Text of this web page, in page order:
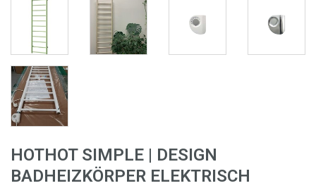
HOTHOT SIMPLE | DESIGN
BADHEIZKÖRPER ELEKTRISCH